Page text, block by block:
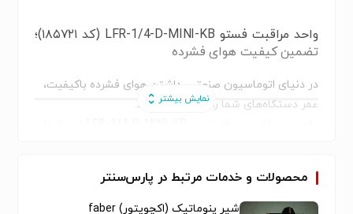
واحد مراقبت فستو LFR-1/4-D-MINI-KB (کد ۱۸۵۷۲۱)؛
تضمین کیفیت هوای فشرده
در دنیای اتوماسیون صنعتی، داشتن هوای فشرده باکیفیت،
عمر دستگاه‌های شما را چند برابر می‌کند.
وصل دستی،
فیلتر رگولاتور و ماژول توزیع‌کننده است که با دقت آلمانی
محصولات و خدمات مرتبط در پارس‌سنتر
شیر پنوماتیک (اکچویتور) faber